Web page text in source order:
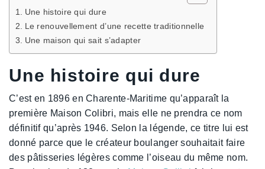
Une histoire qui dure
Le renouvellement d’une recette traditionnelle
Une maison qui sait s’adapter
Une histoire qui dure
C’est en 1896 en Charente-Maritime qu’apparaît la
première Maison Colibri, mais elle ne prendra ce nom
définitif qu’après 1946. Selon la légende, ce titre lui est
donné parce que le créateur boulanger souhaitait faire
des pâtisseries légères comme l’oiseau du même nom.